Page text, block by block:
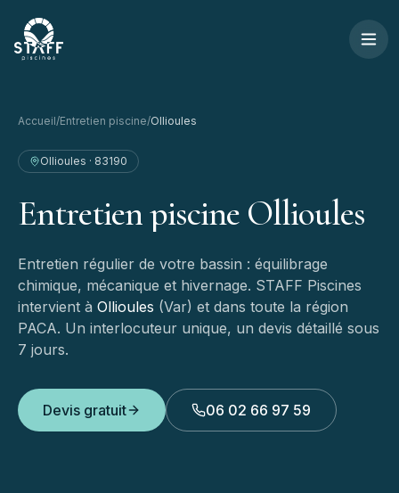
STAFF Piscines — Accueil
Accueil/Entretien piscine/Ollioules
Ollioules · 83190
Entretienpiscine Ollioules
Entretien régulier de votre bassin : équilibrage
chimique, mécanique et hivernage. STAFF Piscines
intervient à Ollioules (Var) et dans toute la région
PACA. Un interlocuteur unique, un devis détaillé sous
7 jours.
Devis gratuit 06 02 66 97 59